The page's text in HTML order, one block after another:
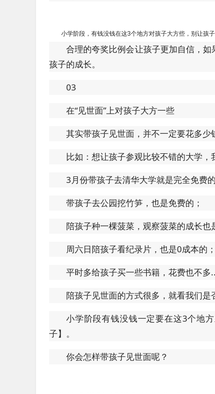
小学阶段，有钱没钱在这3个地方对孩子大方些，别让孩
合理的夸奖比例会让孩子更加自信，
孩子的成长。
03
在“见世面”上对孩子大方一些
其实带孩子见世面，并不一定要花多少
比如：想让孩子参观比较不错的大学，
3月份带孩子去清华大学就是完全免费的
带孩子去公园挖竹笋，也是免费的；
陪孩子种一棵菠菜，观察菠菜的成长也
周六日陪孩子看纪录片，也是0成本的；
平时多给孩子买一些书籍，花费也不多
陪孩子见世面的方式很多，就看我们是
小学阶段有钱没钱一定要在这3个地
子】。
你会怎样带孩子见世面呢？